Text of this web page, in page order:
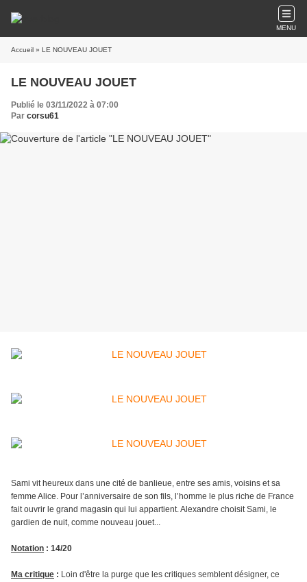
MENU
Accueil » LE NOUVEAU JOUET
LE NOUVEAU JOUET
Publié le 03/11/2022 à 07:00
Par corsu61
Sami vit heureux dans une cité de banlieue, entre ses amis, voisins et sa
femme Alice. Pour l’anniversaire de son fils, l’homme le plus riche de France
fait ouvrir le grand magasin qui lui appartient. Alexandre choisit Sami, le
gardien de nuit, comme nouveau jouet...
Notation : 14/20
Ma critique : Loin d'être la purge que les critiques semblent désigner, ce